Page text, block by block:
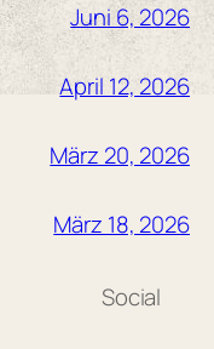
Juni 6, 2026
April 12, 2026
März 20, 2026
März 18, 2026
Social